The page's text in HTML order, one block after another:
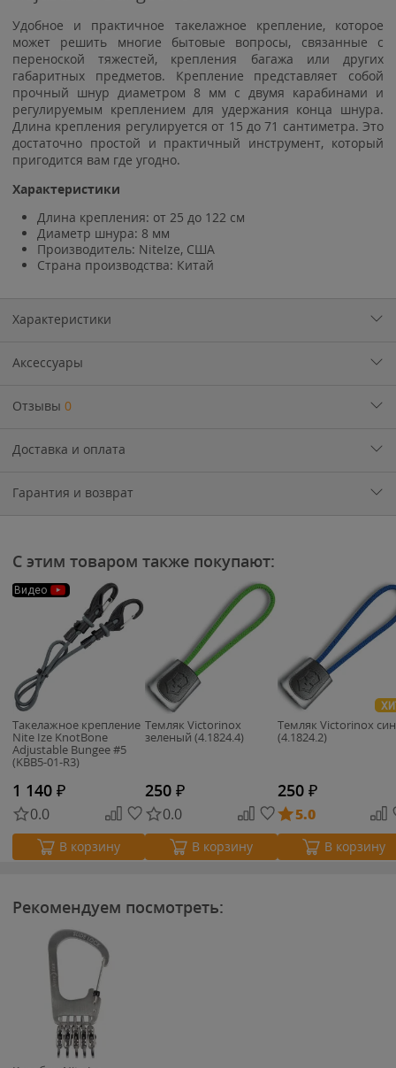
Удобное и практичное такелажное крепление, которое
может решить многие бытовые вопросы, связанные с
переноской тяжестей, крепления багажа или других
габаритных предметов. Крепление представляет собой
прочный шнур диаметром 8 мм с двумя карабинами и
регулируемым креплением для удержания конца шнура.
Длина крепления регулируется от 15 до 71 сантиметра. Это
достаточно простой и практичный инструмент, который
пригодится вам где угодно.
Характеристики
Длина крепления: от 25 до 122 см
Диаметр шнура: 8 мм
Производитель: NiteIze, США
Страна производства: Китай
Характеристики
Аксессуары
Отзывы 0
Доставка и оплата
Гарантия и возврат
С этим товаром также покупают:
Видео
Такелажное крепление
Nite Ize KnotBone
Adjustable Bungee #5
(KBB5-01-R3)
1 140 ₽
0.0
В корзину
Темляк Victorinox
зеленый (4.1824.4)
250 ₽
0.0
В корзину
Темляк Victorinox
(4.1824.2)
250 ₽
5.0
В корзину
Рекомендуем посмотреть: